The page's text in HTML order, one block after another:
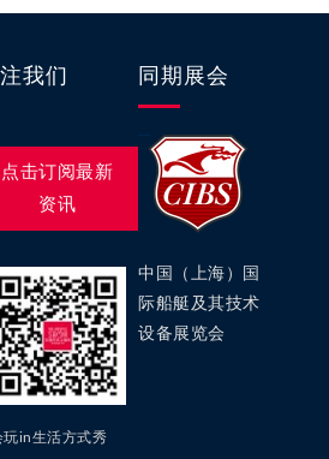
我们
点击订阅最新
资讯
玩in生活方式秀
同期展会
中国（上海）国
际船艇及其技术
设备展览会